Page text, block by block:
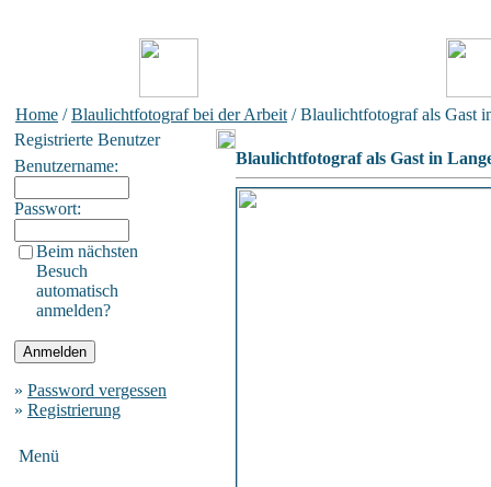
Home /Blaulichtfotograf bei der Arbeit / Blaulichtfotograf als Gast
Registrierte Benutzer
Benutzername:
Passwort:
Beim nächsten
Besuch
automatisch
anmelden?
» Password vergessen
» Registrierung
Menü
Blaulichtfotograf als Gast in